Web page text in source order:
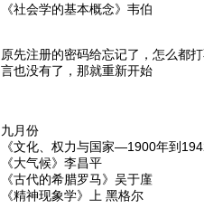
《社会学的基本概念》韦伯
原先注册的密码给忘记了，怎么都
言也没有了，那就重新开始
九月份
《文化、权力与国家—1900年到
《大气候》李昌平
《古代的希腊罗马》吴于廑
《精神现象学》上 黑格尔